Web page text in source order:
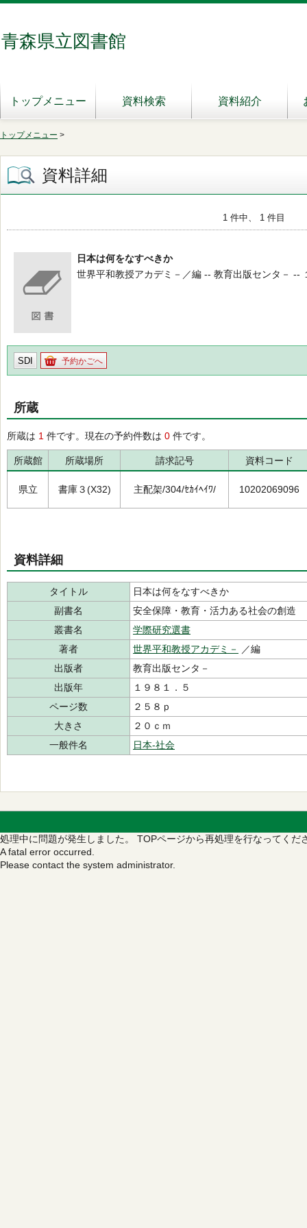
青森県立図書館
トップメニュー 資料検索 資料紹介
トップメニュー >
資料詳細
1 件中、 1 件目
日本は何をなすべきか
世界平和教授アカデミ－／編 -- 教育出版センタ－ --
SDI 予約かごへ
所蔵
所蔵は 1 件です。現在の予約件数は 0 件です。
所蔵館 所蔵場所 請求記号 資料コード
県立 書庫３(X32) 主配架/304/ｾｶｲﾍｲﾜ/ 10202069096
資料詳細
タイトル
日本は何をなすべきか
副書名
安全保障・教育・活力ある社会の創造
叢書名
学際研究選書
著者
世界平和教授アカデミ－
／編
出版者
教育出版センタ－
出版年
１９８１．５
ページ数
２５８ｐ
大きさ
２０ｃｍ
一般件名
日本‐社会
処理中に問題が発生しました。 TOPページから再処理を行なってくだ
A fatal error occurred.
Please contact the system administrator.